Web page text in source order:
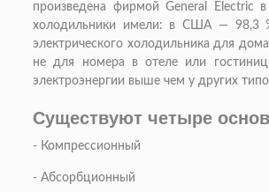
произведена фирмой General Electric
холодильники имели: в США — 98,3
электрического холодильника для
не для номера в отеле или
электроэнергии выше чем у других
Существуют четыре
- Компрессионный
- Абсорбционный